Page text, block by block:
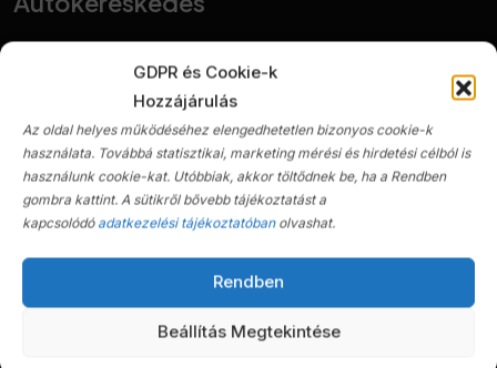
GDPR és Cookie-k
Hozzájárulás
Az oldal helyes működéséhez elengedhetetlen bizonyos cookie-k
használata. Továbbá statisztikai, marketing mérési és hirdetési célból is
használunk cookie-kat. Utóbbiak, akkor töltődnek be, ha a Rendben
gombra kattint. A sütikről bővebb tájékoztatást a
kapcsolódó adatkezelési tájékoztatóbanolvashat.
Rendben
Beállítás Megtekintése
Nyitva tartás
H-P 08:00 - 17:00 Ebédidő:
12:00 - 13:00 Sz-V: Zárva
Telefon
E-mail
autokereskedes@kgyd.hu